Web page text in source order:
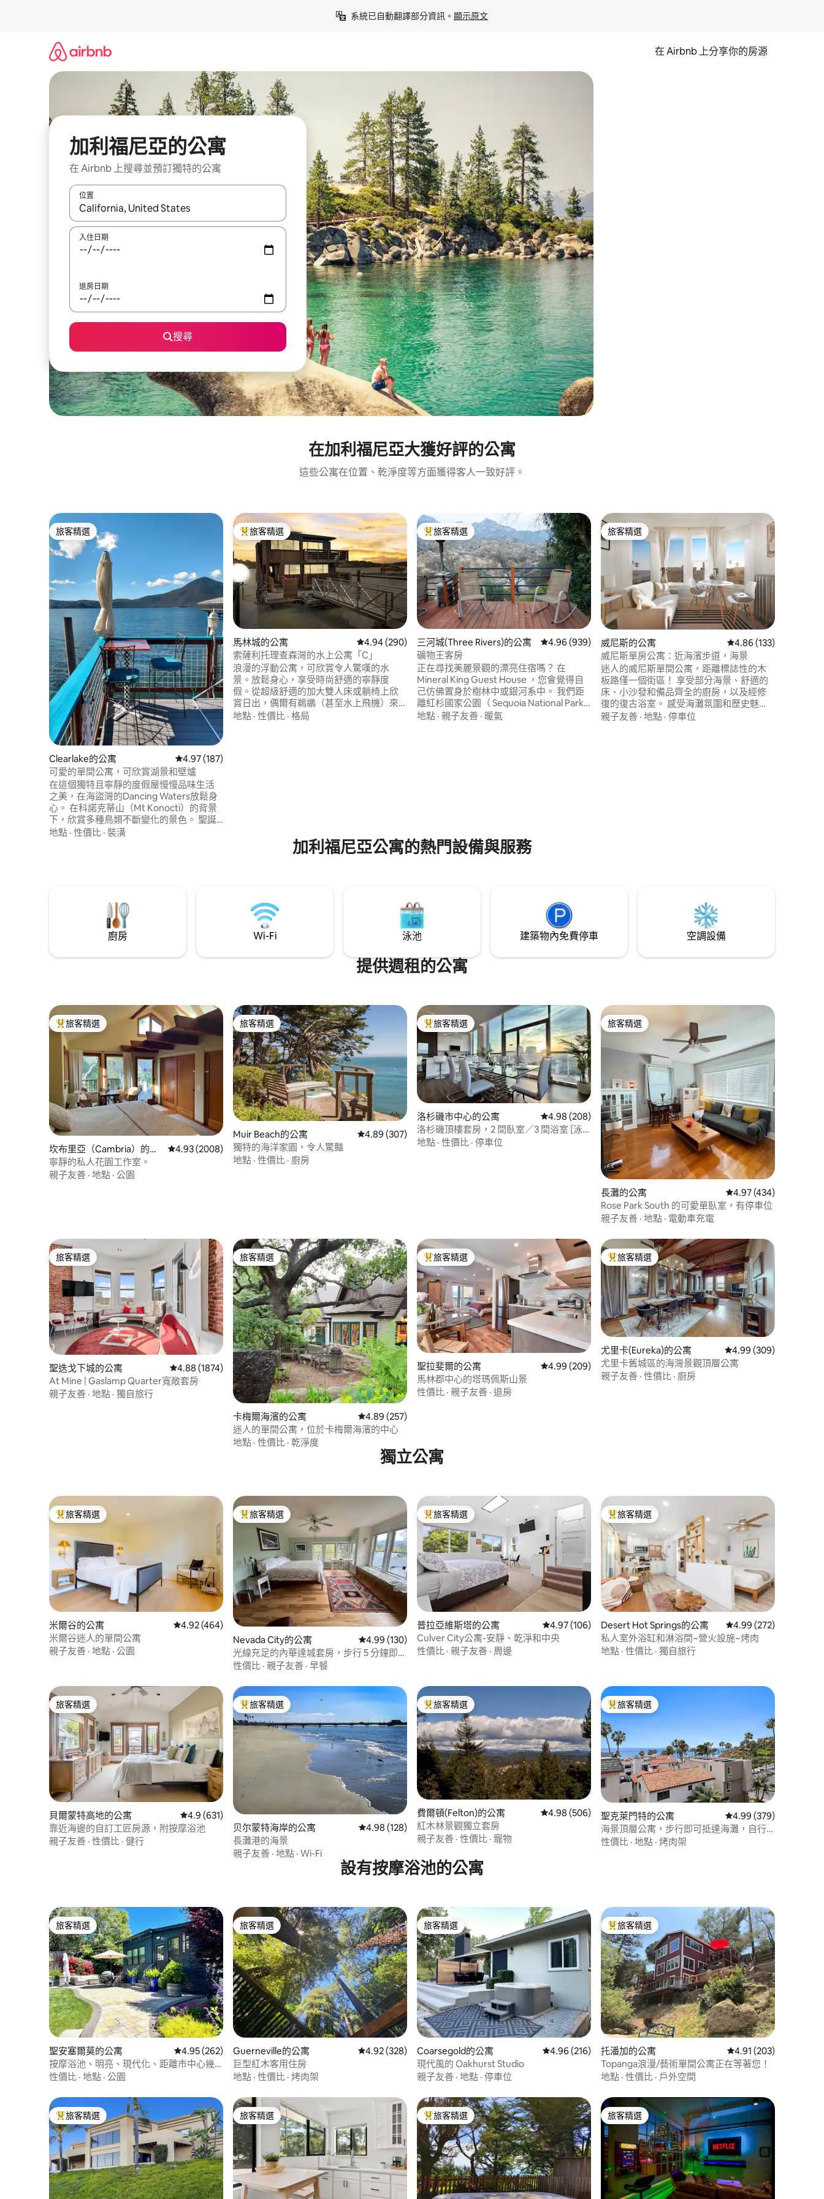
系統已自動翻譯部分資訊。 顯示原文
在 Airbnb 上分享你的房源
加利福尼亞的公寓
在 Airbnb 上搜尋並預訂獨特的公寓
位置
如有搜尋結果，瀏覽內容時請使用上下箭頭，或輕點、滑動裝置。
入住日期
退房日期
搜尋
在加利福尼亞大獲好評的公寓
這些公寓在位置、乾淨度等方面獲得客人一致好評。
旅客精選
旅客精選
Clearlake的公寓 從 187 則評價中獲得 4.97 的平均評分（滿分 5 分）
4.97 (187)
可愛的單間公寓，可欣賞湖景和壁爐
在這個獨特且寧靜的度假屋慢慢品味生活
之美，在海盜灣的Dancing Waters放鬆身
心。 在科諾克蒂山（Mt Konocti）的背景
下，欣賞多種鳥類不斷變化的景色。 聖誕
特惠：享受前往碼頭的便利，包括在金字
地點 · 性價比 · 裝潢
旅客精選榜首
旅客精選
馬林城的公寓 從 290 則評價中獲得 4.94 的平均評分（滿分 5 分）
4.94 (290)
索薩利托理查森灣的水上公寓「C」
浪漫的浮動公寓，可欣賞令人驚嘆的水
景。放鬆身心，享受時尚舒適的寧靜度
假。從超級舒適的加大雙人床或躺椅上欣
賞日出，偶爾有鵜鶘（甚至水上飛機）來
來往往。獨特且完美的度假、工作度假或
地點 · 性價比 · 格局
旅客精選榜首
旅客精選
三河城(Three Rivers)的公寓 從 939 則評價中獲得 4.96 的平均評分（滿分 5 分）
4.96 (939)
礦物王客房
正在尋找美麗景觀的漂亮住宿嗎？ 在
Mineral King Guest House ，您會覺得自
己仿佛置身於樹林中或銀河系中。 我們距
離紅杉國家公園（ Sequoia National Park
）的山麓入口站2英裏。 最近翻新的公寓約
地點 · 親子友善 · 暖氣
旅客精選
旅客精選
威尼斯的公寓 從 133 則評價中獲得
4.86 (133)
威尼斯單房公寓：近海濱步道，海景
迷人的威尼斯單間公寓，距離標誌性的木
板路僅一個街區！ 享受部分海景、舒適的
床、小沙發和備品齊全的廚房，以及經修
復的復古浴室。 感受海灘氛圍和歷史魅
力，同時距離 SoFi 體育場和洛杉磯國際機
親子友善 · 地點 · 停車位
加利福尼亞公寓的熱門設備與服務
廚房 Wi-Fi 泳池 建築物內免費停車 空調設備
提供週租的公寓
旅客精選榜首
旅客精選
坎布里亞（Cambria）的公
寓
從 2008 則評價中獲得 4.93 的平均評分（滿分 5 分）
4.93 (2008)
寧靜的私人花園工作室。
親子友善 · 地點 · 公園
旅客精選
旅客精選
Muir Beach的公寓 從 307 則評價中獲得 4.89 的平均評分（滿分 5 分）
4.89 (307)
獨特的海洋家園，令人驚豔
地點 · 性價比 · 廚房
旅客精選榜首
旅客精選
洛杉磯市中心的公寓 從 208 則評價中獲得 4.98 的平均評分（滿分 5 分）
4.98 (208)
洛杉磯頂樓套房，2 間臥室／3 間浴室 [泳
池 | 好萊塢標誌]
地點 · 性價比 · 停車位
旅客精選
旅客精選
長灘的公寓 從 434 則評價中獲得
4.97 (434)
Rose Park South 的可愛單臥室，有停車位
親子友善 · 地點 · 電動車充電
旅客精選
旅客精選
聖迭戈下城的公寓 從 1874 則評價中獲得 4.88 的平均評分（滿分 5 分）
4.88 (1874)
At Mine | Gaslamp Quarter寬敞套房
親子友善 · 地點 · 獨自旅行
旅客精選
旅客精選
卡梅爾海濱的公寓 從 257 則評價中獲得 4.89 的平均評分（滿分 5 分）
4.89 (257)
迷人的單間公寓，位於卡梅爾海濱的中心
地點 · 性價比 · 乾淨度
旅客精選榜首
旅客精選
聖拉斐爾的公寓 從 209 則評價中獲得 4.99 的平均評分（滿分 5 分）
4.99 (209)
馬林郡中心的塔瑪佩斯山景
性價比 · 親子友善 · 退房
旅客精選榜首
旅客精選
尤里卡(Eureka)的公寓 從 309 則評價中獲得
4.99 (309)
尤里卡舊城區的海灣景觀頂層公寓
親子友善 · 性價比 · 廚房
獨立公寓
旅客精選榜首
旅客精選
米爾谷的公寓 從 464 則評價中獲得 4.92 的平均評分（滿分 5 分）
4.92 (464)
米爾谷迷人的單間公寓
親子友善 · 地點 · 公園
旅客精選榜首
旅客精選
Nevada City的公寓 從 130 則評價中獲得 4.99 的平均評分（滿分 5 分）
4.99 (130)
光線充足的內華達城套房，步行 5 分鐘即可
抵達市區
性價比 · 親子友善 · 早餐
旅客精選榜首
旅客精選
普拉亞維斯塔的公寓 從 106 則評價中獲得 4.97 的平均評分（滿分 5 分）
4.97 (106)
Culver City公寓-安靜、乾淨和中央
性價比 · 親子友善 · 周邊
旅客精選榜首
旅客精選
Desert Hot Springs的公寓 從 272 則評價中獲得
4.99 (272)
私人室外浴缸和淋浴間~營火設施~烤肉
地點 · 性價比 · 獨自旅行
旅客精選
旅客精選
貝爾蒙特高地的公寓 從 631 則評價中獲得 4.9 的平均評分（滿分 5 分）
4.9 (631)
靠近海邊的自訂工匠房源，附按摩浴池
親子友善 · 性價比 · 健行
旅客精選榜首
旅客精選
贝尔蒙特海岸的公寓 從 128 則評價中獲得 4.98 的平均評分（滿分 5 分）
4.98 (128)
長灘港的海景
親子友善 · 地點 · Wi-Fi
旅客精選榜首
旅客精選
費爾頓(Felton)的公寓 從 506 則評價中獲得 4.98 的平均評分（滿分 5 分）
4.98 (506)
紅木林景觀獨立套房
親子友善 · 性價比 · 寵物
旅客精選榜首
旅客精選
聖克萊門特的公寓 從 379 則評價中獲得
4.99 (379)
海景頂層公寓，步行即可抵達海灘，自行
車，可攜帶寵物
性價比 · 地點 · 烤肉架
設有按摩浴池的公寓
旅客精選
旅客精選
聖安塞爾莫的公寓 從 262 則評價中獲得 4.95 的平均評分（滿分 5 分）
4.95 (262)
按摩浴池、明亮、現代化、距離市中心幾
步之遙
性價比 · 地點 · 公園
旅客精選
旅客精選
Guerneville的公寓 從 328 則評價中獲得 4.92 的平均評分（滿分 5 分）
4.92 (328)
巨型紅木客用住房
地點 · 性價比 · 烤肉架
旅客精選
旅客精選
Coarsegold的公寓 從 216 則評價中獲得 4.96 的平均評分（滿分 5 分）
4.96 (216)
現代風的 Oakhurst Studio
親子友善 · 地點 · 停車位
旅客精選榜首
旅客精選
托潘加的公寓 從 203 則評價中獲得
4.91 (203)
Topanga浪漫/藝術單間公寓正在等著您！
地點 · 性價比 · 戶外空間
旅客精選榜首
旅客精選 旅客精選
旅客精選 旅客精選榜首
旅客精選 旅客精選
旅客精選